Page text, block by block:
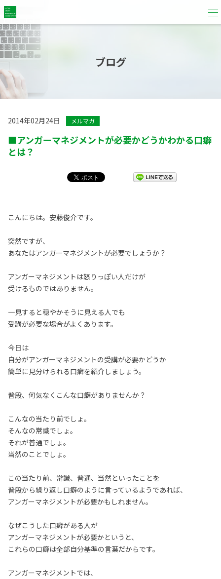
ブログ
2014年02月24日 メルマガ
■アンガーマネジメントが必要かどうかわかる口癖
とは？
こんにちは。安藤俊介です。
突然ですが、
あなたはアンガーマネジメントが必要でしょうか？
アンガーマネジメントは怒りっぽい人だけが
受けるものではありません。
一見すると穏やかそうに見える人でも
受講が必要な場合がよくあります。
今日は
自分がアンガーマネジメントの受講が必要かどうか
簡単に見分けられる口癖を紹介しましょう。
普段、何気なくこんな口癖がありませんか？
こんなの当たり前でしょ。
そんなの常識でしょ。
それが普通でしょ。
当然のことでしょ。
この当たり前、常識、普通、当然といったことを
普段から繰り返し口癖のように言っているようであれば、
アンガーマネジメントが必要かもしれません。
なぜこうした口癖がある人が
アンガーマネジメントが必要かというと、
これらの口癖は全部自分基準の言葉だからです。
アンガーマネジメントでは、